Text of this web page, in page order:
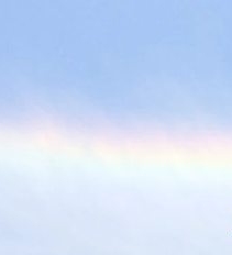
サポート / 予報原稿作成